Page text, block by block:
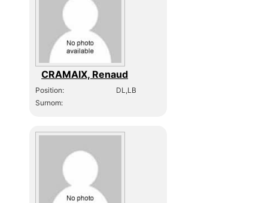
CRAMAIX, Renaud
Position:
DL,LB
Surnom: